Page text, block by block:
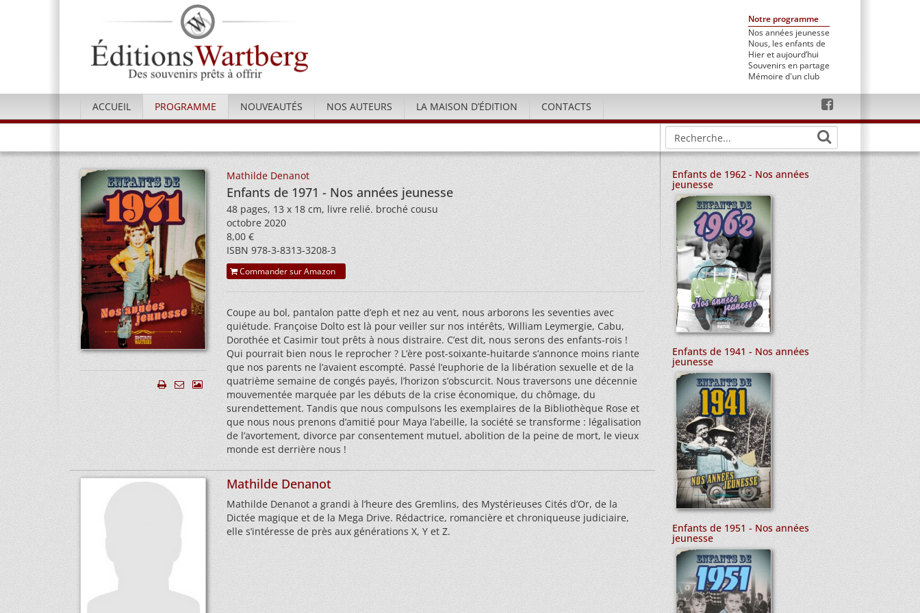
Notre programme
Nos années jeunesse
Nous, les enfants de
Hier et aujourd’hui
Souvenirs en partage
Mémoire d'un club
ACCUEIL PROGRAMME NOUVEAUTÉS NOS AUTEURS LA MAISON D’ÉDITION CONTACTS
Mathilde Denanot
Enfants de 1971 - Nos années jeunesse
48 pages, 13 x 18 cm, livre relié. broché cousu
octobre 2020
8,00 €
ISBN 978-3-8313-3208-3
Commander sur Amazon
Coupe au bol, pantalon patte d’eph et nez au vent, nous arborons les seventies avec
quiétude. Françoise Dolto est là pour veiller sur nos intérêts, William Leymergie, Cabu,
Dorothée et Casimir tout prêts à nous distraire. C’est dit, nous serons des enfants-rois !
Qui pourrait bien nous le reprocher ? L’ère post-soixante-huitarde s’annonce moins riante
que nos parents ne l’avaient escompté. Passé l’euphorie de la libération sexuelle et de la
quatrième semaine de congés payés, l’horizon s’obscurcit. Nous traversons une décennie
mouvementée marquée par les débuts de la crise économique, du chômage, du
surendettement. Tandis que nous compulsons les exemplaires de la Bibliothèque Rose et
que nous nous prenons d’amitié pour Maya l’abeille, la société se transforme : légalisation
de l’avortement, divorce par consentement mutuel, abolition de la peine de mort, le vieux
monde est derrière nous !
Mathilde Denanot
Mathilde Denanot a grandi à l’heure des Gremlins, des Mystérieuses Cités d’Or, de la
Dictée magique et de la Mega Drive. Rédactrice, romancière et chroniqueuse judiciaire,
elle s’intéresse de près aux générations X, Y et Z.
Enfants de 1962 - Nos années
jeunesse
Enfants de 1941 - Nos années
jeunesse
Enfants de 1951 - Nos années
jeunesse